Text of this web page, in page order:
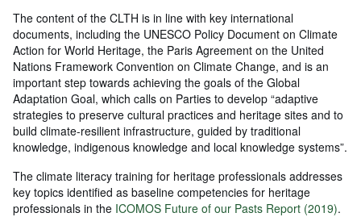
The content of the CLTH is in line with key international
documents, including the UNESCO Policy Document on Climate
Action for World Heritage, the Paris Agreement on the United
Nations Framework Convention on Climate Change, and is an
important step towards achieving the goals of the Global
Adaptation Goal, which calls on Parties to develop “adaptive
strategies to preserve cultural practices and heritage sites and to
build climate-resilient infrastructure, guided by traditional
knowledge, indigenous knowledge and local knowledge systems”.
The climate literacy training for heritage professionals addresses
key topics identified as baseline competencies for heritage
professionals in the ICOMOS Future of our Pasts Report (2019).